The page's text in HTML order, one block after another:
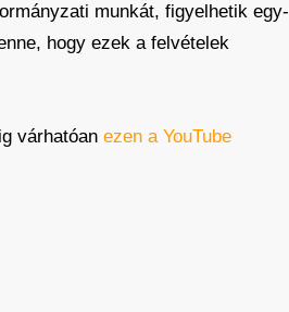
munkát, figyelhetik egy-
hogy ezek a felvételek
várhatóan ezen a YouTube